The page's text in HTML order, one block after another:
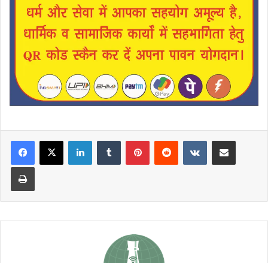
LinkedInTumblr PinterestReddit VKontakteShare via Email
Print